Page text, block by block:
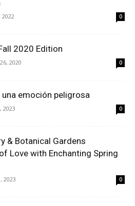
2022 0
2020 Edition
2020 0
emoción peligrosa
2023 0
& Botanical Gardens
Love with Enchanting Spring
2023 0